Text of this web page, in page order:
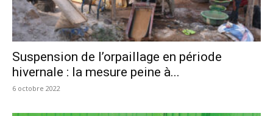
Suspension de l’orpaillage en période
hivernale : la mesure peine à...
6 octobre 2022